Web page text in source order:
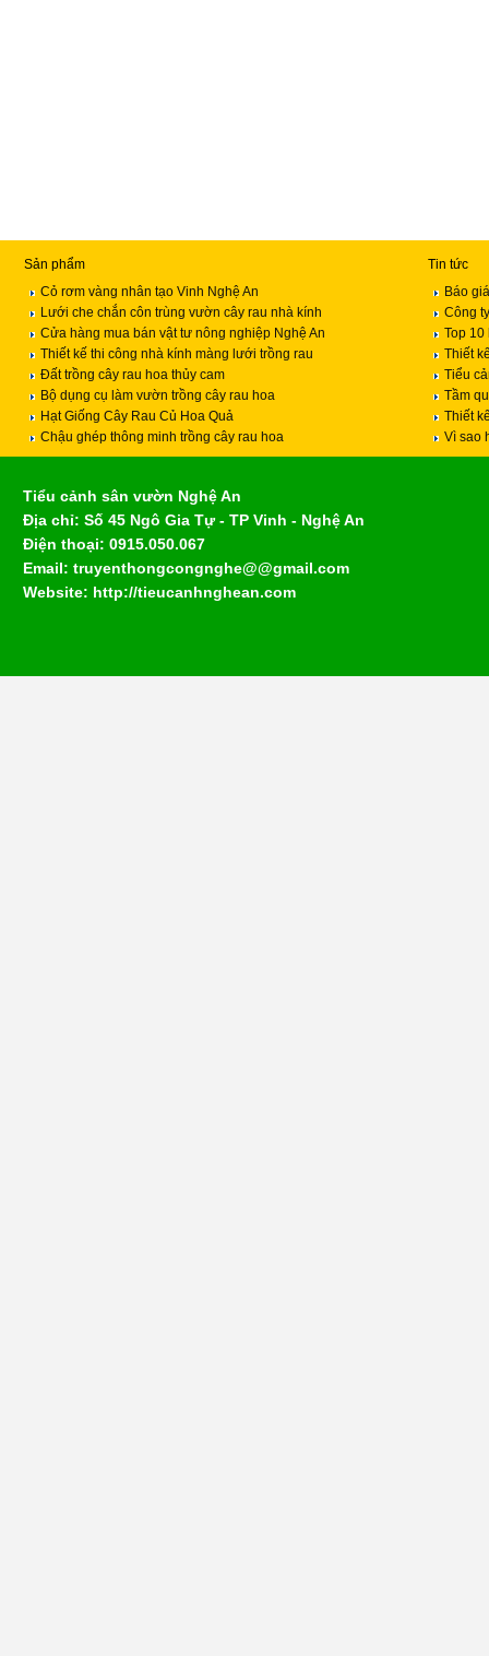
Sản phẩm
Cỏ rơm vàng nhân tạo Vinh Nghệ An
Lưới che chắn côn trùng vườn cây rau nhà kính
Cửa hàng mua bán vật tư nông nghiệp Nghệ An
Thiết kế thi công nhà kính màng lưới trồng rau
Đất trồng cây rau hoa thủy cam
Bộ dụng cụ làm vườn trồng cây rau hoa
Hạt Giống Cây Rau Củ Hoa Quả
Chậu ghép thông minh trồng cây rau hoa
Tin tức
Báo
Công
Top 10
Thiết
Tiểu
Tầm
Thiết
Vì sao
Tiểu cảnh sân vườn Nghệ An
Địa chỉ: Số 45 Ngô Gia Tự - TP Vinh - Nghệ An
Điện thoại: 0915.050.067
Email: truyenthongcongnghe@@gmail.com
Website: http://tieucanhnghean.com